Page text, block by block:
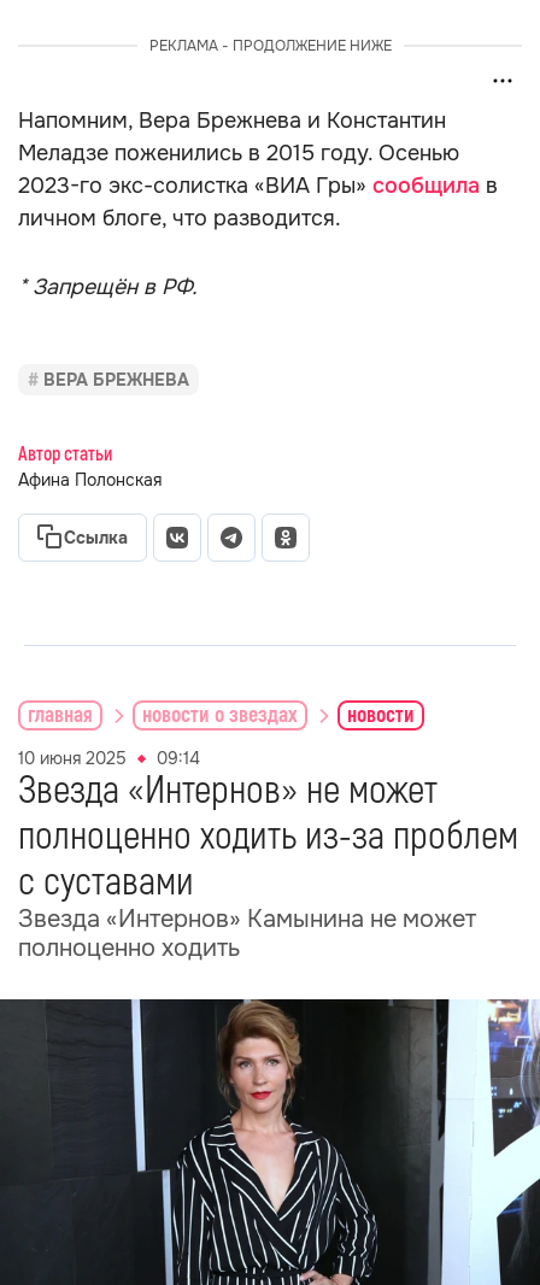
РЕКЛАМА - ПРОДОЛЖЕНИЕ НИЖЕ
Напомним, Вера Брежнева и Константин
Меладзе поженились в 2015 году. Осенью
2023-го экс-солистка «ВИА Гры» сообщила в
личном блоге, что разводится.
* Запрещён в РФ.
ВЕРА БРЕЖНЕВА
Автор статьи
Афина Полонская
Ссылка
главная новости о звездах новости
10 июня 2025 09:14
Звезда «Интернов» не может
полноценно ходить из-за проблем
с суставами
Звезда «Интернов» Камынина не может
полноценно ходить